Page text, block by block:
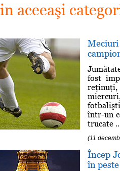
aceeaşi
fost
într-un
trucate
(11
Încep
în